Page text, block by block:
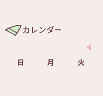
カレンダー
日
月 火